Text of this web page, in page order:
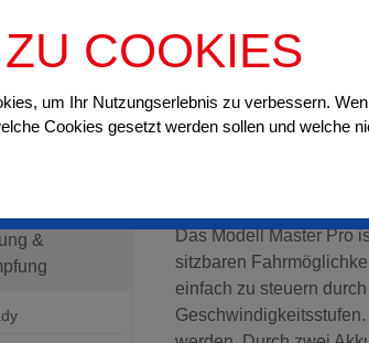
COOKIES
um Ihr Nutzungserlebnis zu verbessern.
Cookies gesetzt werden sollen und welche
&
Das Modell Master Pro
sitzbaren
einfach zu steuern